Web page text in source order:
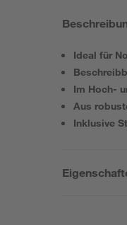
Ideal für
Im Hoch-
Aus
Inklusive